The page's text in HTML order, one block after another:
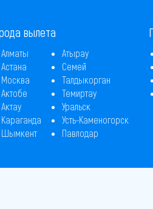
вылета
Алматы
Астана
Москва
Актобе
Актау
Караганда
Шымкент
Атырау
Семей
Талдыкорган
Темиртау
Уральск
Усть-Каменогорск
Павлодар